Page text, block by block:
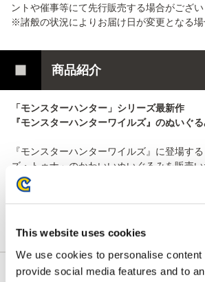
This website uses cookies
We use cookies to personalise content
provide social media features and to
ントや催事等にて先行販売する場合がござい
※諸般の状況によりお届け日が変更となる場
商品紹介
「モンスターハンター」シリーズ最新作
『モンスターハンターワイルズ』のぬいぐる
『モンスターハンターワイルズ』に登場す
ズ・トゥナ」のかわいいぬいぐるみを販売い
再販売となる「ウズ・トゥナ」に加え、新
ス」が仲間入り！